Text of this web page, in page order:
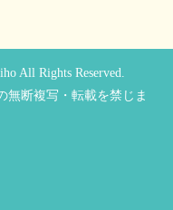
All Rights Reserved.
無断複写・転載を禁じま